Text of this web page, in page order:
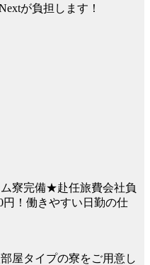
が負担します！
寮完備★赴任旅費会社負
！働きやすい日勤の仕
屋タイプの寮をご用意し